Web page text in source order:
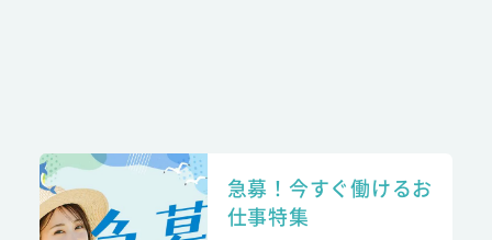
急募！今すぐ働けるお
仕事特集